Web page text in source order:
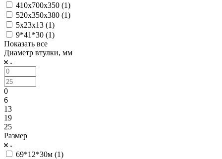
410x700x350 (1)
520х350х380 (1)
5x23x13 (1)
9*41*30 (1)
Показать все
Диаметр втулки, мм
0
6
13
19
25
Размер
69*12*30м (1)